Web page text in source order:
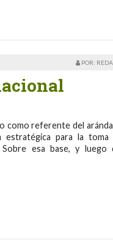
POR:
como referente del
estratégica para la toma
Sobre esa base, y luego